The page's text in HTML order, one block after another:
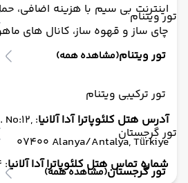
تور ویتنام
تور ویتنام(مشاهده همه)
تور ترکیبی ویتنام
تور گرجستان
تور گرجستان(مشاهده همه)
اینترنت بی سیم با هزینه اضافی،
چای ساز و قهوه ساز، کانال های
آدرس هتل کلئوپاترا آدا آلانیا No:12,
07400 Alanya/Antalya, Türkiye
شماره تماس هتل کلئوپاترا آدا آلانیا: 44 87 512 242 90+